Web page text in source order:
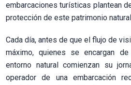
embarcaciones turísticas plantean
protección de este patrimonio
Cada día, antes de que el flujo de
máximo, quienes se encargan
entorno natural comienzan su
operador de una embarcación